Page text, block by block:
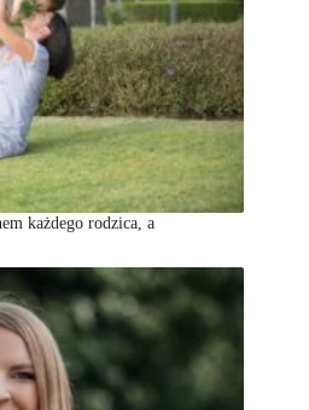
każdego rodzica, a